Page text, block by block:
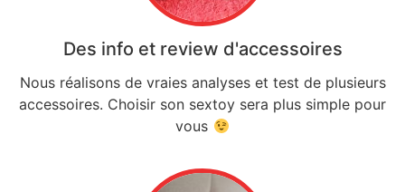
Des info et review d'accessoires
Nous réalisons de vraies analyses et test de plusieurs
accessoires. Choisir son sextoy sera plus simple pour
vous